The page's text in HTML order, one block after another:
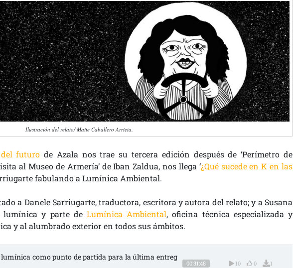
Ilustración del relato/ Maite Caballero Arrieta.
futuro de Azala nos trae su tercera edición después de ‘Perímetro de
al Museo de Armería’ de Iban Zaldua, nos llega ‘¿Qué sucede en K en las
fabulando a Lumínica Ambiental.
a Danele Sarriugarte, traductora, escritora y autora del relato; y a Susana
lumínica y parte de Lumínica Ambiental, oficina técnica especializada y
y al alumbrado exterior en todos sus ámbitos.
como punto de partida para la última entreg
00:31:48 10 0 1